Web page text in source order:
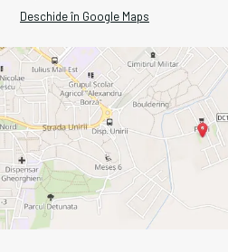
Deschide în Google Maps